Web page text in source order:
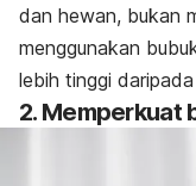
dan hewan, bukan
menggunakan
lebih tinggi
2. Memperkuat